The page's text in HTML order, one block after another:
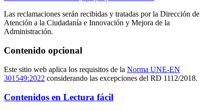
Las reclamaciones serán recibidas y tratadas por la Dirección de
Atención a la Ciudadanía e Innovación y Mejora de la
Administración.
Contenido opcional
Este sitio web aplica los requisitos de la Norma UNE-EN
301549:2022 considerando las excepciones del RD 1112/2018.
Contenidos en Lectura fácil